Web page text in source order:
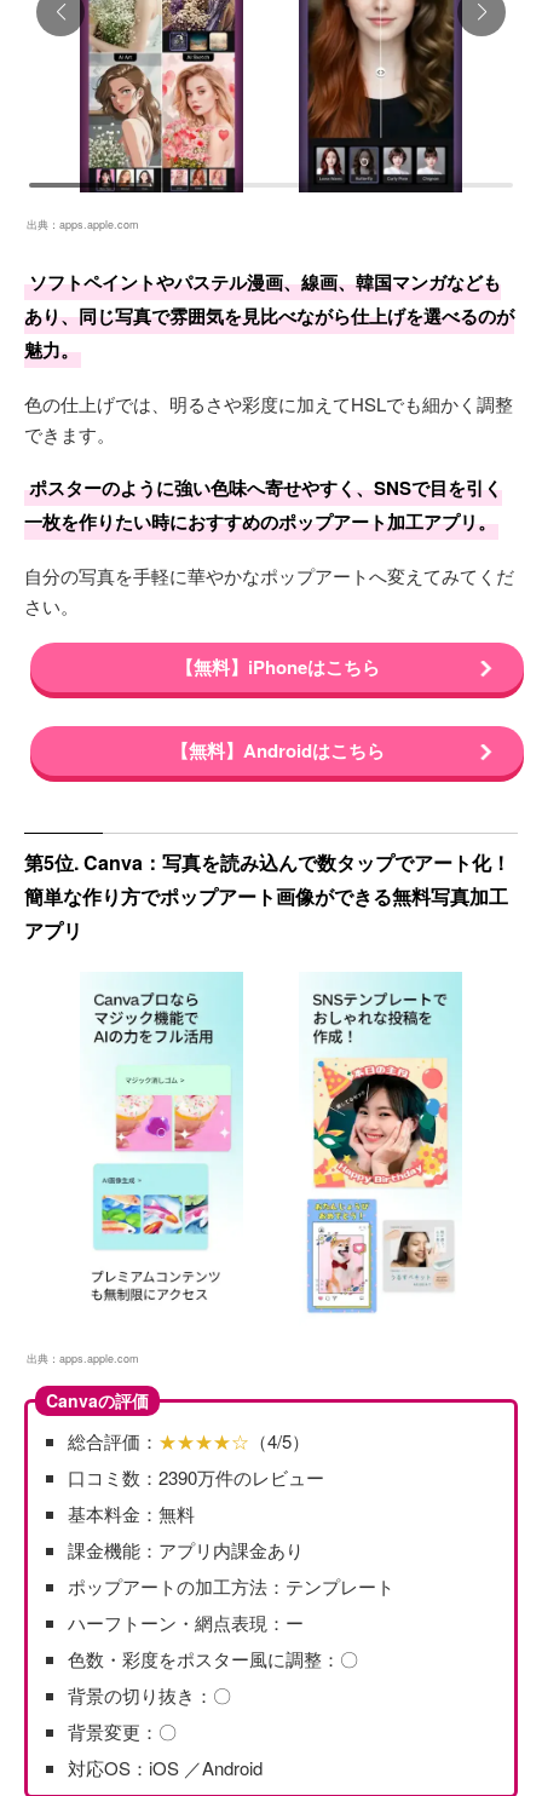
出典： apps.apple.com
ソフトペイントやパステル漫画、線画、韓国マンガなども
あり、同じ写真で雰囲気を見比べながら仕上げを選べるのが
魅力。
色の仕上げでは、明るさや彩度に加えてHSLでも細かく調整
できます。
ポスターのように強い色味へ寄せやすく、SNSで目を引く
一枚を作りたい時におすすめのポップアート加工アプリ。
自分の写真を手軽に華やかなポップアートへ変えてみてくだ
さい。
【無料】iPhoneはこちら
【無料】Androidはこちら
第5位. Canva：写真を読み込んで数タップでアート化！
簡単な作り方でポップアート画像ができる無料写真加工
アプリ
出典： apps.apple.com
Canvaの評価
総合評価： ★★★★☆ （4/5）
口コミ数：2390万件のレビュー
基本料金：無料
課金機能：アプリ内課金あり
ポップアートの加工方法：テンプレート
ハーフトーン・網点表現：ー
色数・彩度をポスター風に調整：〇
背景の切り抜き：〇
背景変更：〇
対応OS：iOS ／Android